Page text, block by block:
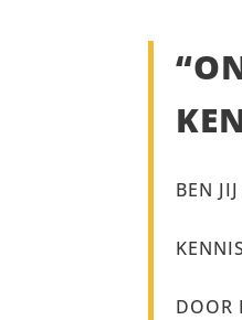
BEN
DOOR